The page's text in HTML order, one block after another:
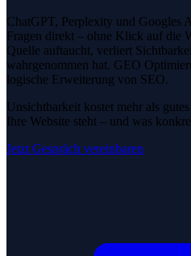
ChatGPT, Perplexity und Googles
Fragen direkt – ohne Klick auf die
Quelle auftaucht, verliert
wahrgenommen hat. GEO
logische Erweiterung von SEO.
Unsichtbarkeit kostet mehr als
Ihre Website steht – und was
Jetzt Gespräch vereinbaren